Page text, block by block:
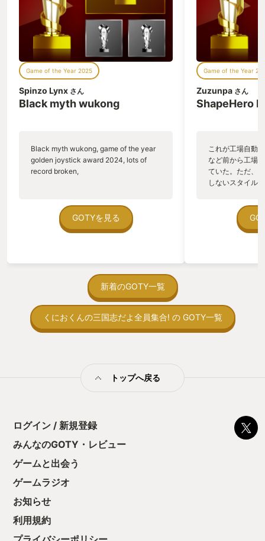
す。ですが、フレデリカにはノーマルモ
ードからしかありません。最初は不安で
始めたのですが、序盤は自分でも進めら
れる難易度で楽しくなってきます。徐々
に敵も強くなりますが、武器も強くして
いけるのでなんとかなるかもって思わせ
てくれます。ボス敵も何度かやられるう
ています。もう無理かもって思っても武
器を強くして望めばなんとかなる。その
撃方法が剣だったり弓だったり魔法だっ
たりと異なり、こいつであのボスにやら
れたけど、あいつで戦えば勝てるかもっ
にそうってなったらあいつに変えてさら
に進もうが出来るわけです。だから、難
易度が上がってもリレー形式でキャラを
ションが苦手な人でもなんとかしてクリ
アまでもっていける親切設計なのです。
そして、アクション苦手な人でも他のア
クションゲームもやってみたいと思わせ
てくれるゲームなのです。 長くなってし
まい申し訳ないです。
Game of the Year 2025
Spinzo Lynx さん
Black myth wukong
Black myth wukong, game of the year
golden joystick award 2024, lots of
record broken,
GOTYを見る
Game of the Year
Zuzunpa さん
ShapeHero
これが工場自動
など前から工場
ていた。ただ、
しないスタイル
ていた。 ただ
在を知ってから
う。気になる。
トコンベアの配
ん！このゲーム
向けか？という
型のローグライ
をクリアしたら
う気持ちを揺る
新着のGOTY一覧
くにおくんの三国志だよ全員集合! の GOTY一覧
トップへ戻る
ログイン / 新規登録
みんなのGOTY・レビュー
ゲームと出会う
ゲームラジオ
お知らせ
利用規約